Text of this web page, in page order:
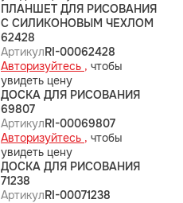
ПЛАНШЕТ ДЛЯ РИСОВАНИЯ
С СИЛИКОНОВЫМ ЧЕХЛОМ
62428
АртикулRI-00062428
Авторизуйтесь , чтобы
увидеть цену
ДОСКА ДЛЯ РИСОВАНИЯ
69807
АртикулRI-00069807
Авторизуйтесь , чтобы
увидеть цену
ДОСКА ДЛЯ РИСОВАНИЯ
71238
АртикулRI-00071238